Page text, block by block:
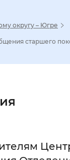
округу – Югре
старшего